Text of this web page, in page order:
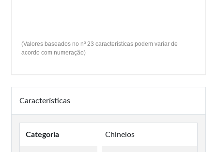
(Valores baseados no nº 23 características podem variar de
acordo com numeração)
Características
Categoria Chinelos